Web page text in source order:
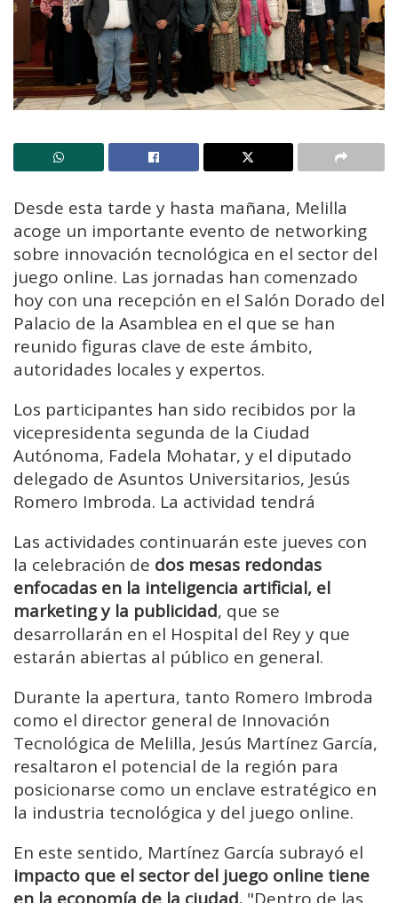
Desde esta tarde y hasta mañana, Melilla
acoge un importante evento de networking
sobre innovación tecnológica en el sector del
juego online. Las jornadas han comenzado
hoy con una recepción en el Salón Dorado del
Palacio de la Asamblea en el que se han
reunido figuras clave de este ámbito,
autoridades locales y expertos.
Los participantes han sido recibidos por la
vicepresidenta segunda de la Ciudad
Autónoma, Fadela Mohatar, y el diputado
delegado de Asuntos Universitarios, Jesús
Romero Imbroda. La actividad tendrá
Las actividades continuarán este jueves con
la celebración de dos mesas redondas
enfocadas en la inteligencia artificial, el
marketing y la publicidad, que se
desarrollarán en el Hospital del Rey y que
estarán abiertas al público en general.
Durante la apertura, tanto Romero Imbroda
como el director general de Innovación
Tecnológica de Melilla, Jesús Martínez García,
resaltaron el potencial de la región para
posicionarse como un enclave estratégico en
la industria tecnológica y del juego online.
En este sentido, Martínez García subrayó el
impacto que el sector del juego online tiene